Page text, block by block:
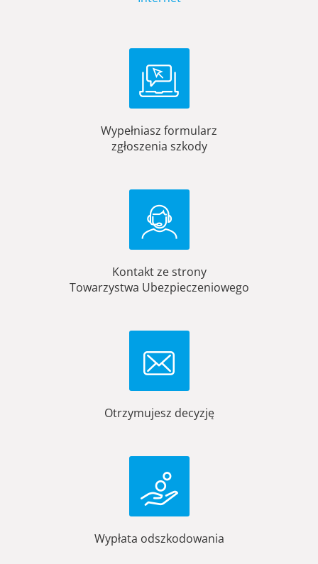
Wypełniasz formularz
zgłoszenia szkody
Kontakt ze strony
Towarzystwa Ubezpieczeniowego
Otrzymujesz decyzję
Wypłata odszkodowania